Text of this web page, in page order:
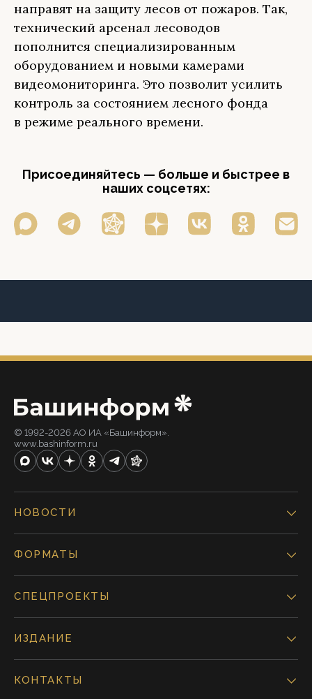
направят на защиту лесов от пожаров. Так,
технический арсенал лесоводов
пополнится специализированным
оборудованием и новыми камерами
видеомониторинга. Это позволит усилить
контроль за состоянием лесного фонда
в режиме реального времени.
Присоединяйтесь — больше и быстрее в
наших соцсетях:
© 1992-2026 АО ИА «Башинформ».
www.bashinform.ru
НОВОСТИ
ФОРМАТЫ
СПЕЦПРОЕКТЫ
ИЗДАНИЕ
КОНТАКТЫ